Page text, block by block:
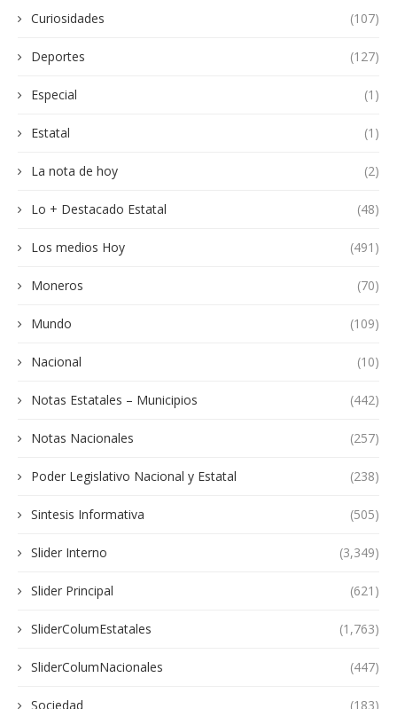
Curiosidades (107)
Deportes (127)
Especial (1)
Estatal (1)
La nota de hoy (2)
Lo + Destacado Estatal (48)
Los medios Hoy (491)
Moneros (70)
Mundo (109)
Nacional (10)
Notas Estatales – Municipios (442)
Notas Nacionales (257)
Poder Legislativo Nacional y Estatal (238)
Sintesis Informativa (505)
Slider Interno (3,349)
Slider Principal (621)
SliderColumEstatales (1,763)
SliderColumNacionales (447)
Sociedad (183)